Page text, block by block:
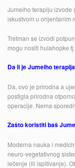
Jumeiho terapiju izvode
iskustvom u orijentanim
Tretman se izvodi
mogu nositi hulahopke
Da li je Jumeiho
Da, ovo je prirodna a
postigla prirodna
operacije. Nema
Zašto koristiti baš
Moderna nauka i
neuro-vegetativnog
lečenje (ili ispitivanje).